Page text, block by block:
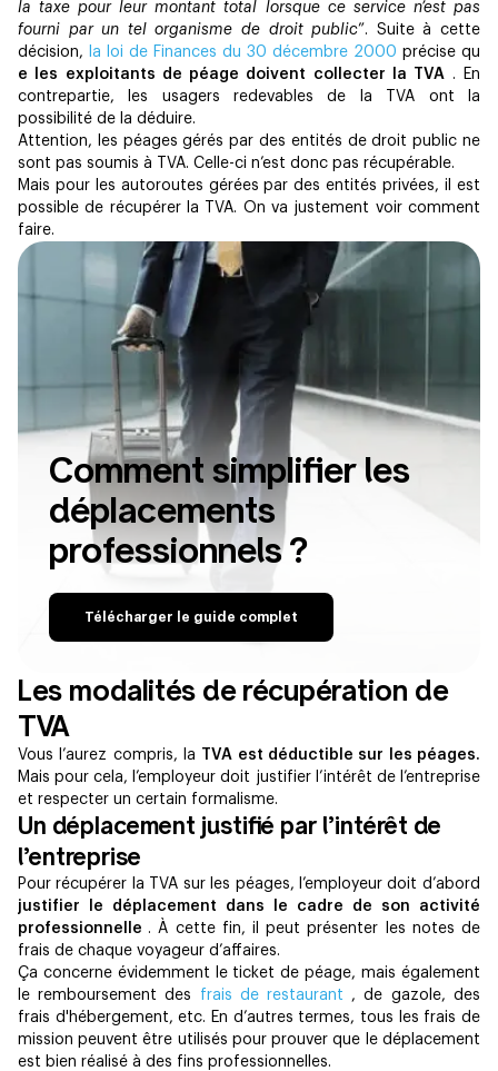
la taxe pour leur montant total lorsque ce service n’est pas
fourni par un tel organisme de droit public”. Suite à cette
décision,
la loi de Finances du 30 décembre 2000 précise qu
e les exploitants de péage doivent collecter la TVA
. En
contrepartie, les usagers redevables de la TVA ont la
possibilité de la déduire.
Attention, les péages gérés par des entités de droit public ne
sont pas soumis à TVA. Celle-ci n’est donc pas récupérable.
Mais pour les autoroutes gérées par des entités privées, il est
possible de récupérer la TVA. On va justement voir comment
faire.
Comment simplifier les
déplacements
professionnels ?
Télécharger le guide complet
Les modalités de récupération de
TVA
Vous l’aurez compris, la TVA est déductible sur les péages.
Mais pour cela, l’employeur doit justifier l’intérêt de l’entreprise
et respecter un certain formalisme.
Un déplacement justifié par l’intérêt de
l’entreprise
Pour récupérer la TVA sur les péages, l’employeur doit d’abord
justifier le déplacement dans le cadre de son activité
professionnelle . À cette fin, il peut présenter les notes de
frais de chaque voyageur d’affaires.
Ça concerne évidemment le ticket de péage, mais également
le remboursement des frais de restaurant , de gazole, des
frais d'hébergement, etc. En d’autres termes, tous les frais de
mission peuvent être utilisés pour prouver que le déplacement
est bien réalisé à des fins professionnelles.